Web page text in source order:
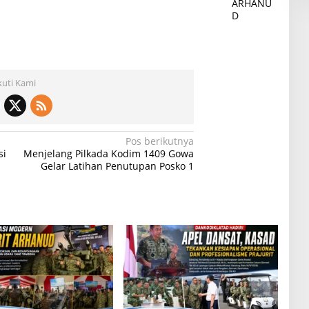
Kami
Pos berikutnya
Menjelang Pilkada Kodim 1409 Gowa
Gelar Latihan Penutupan Posko 1
ARHANU
D